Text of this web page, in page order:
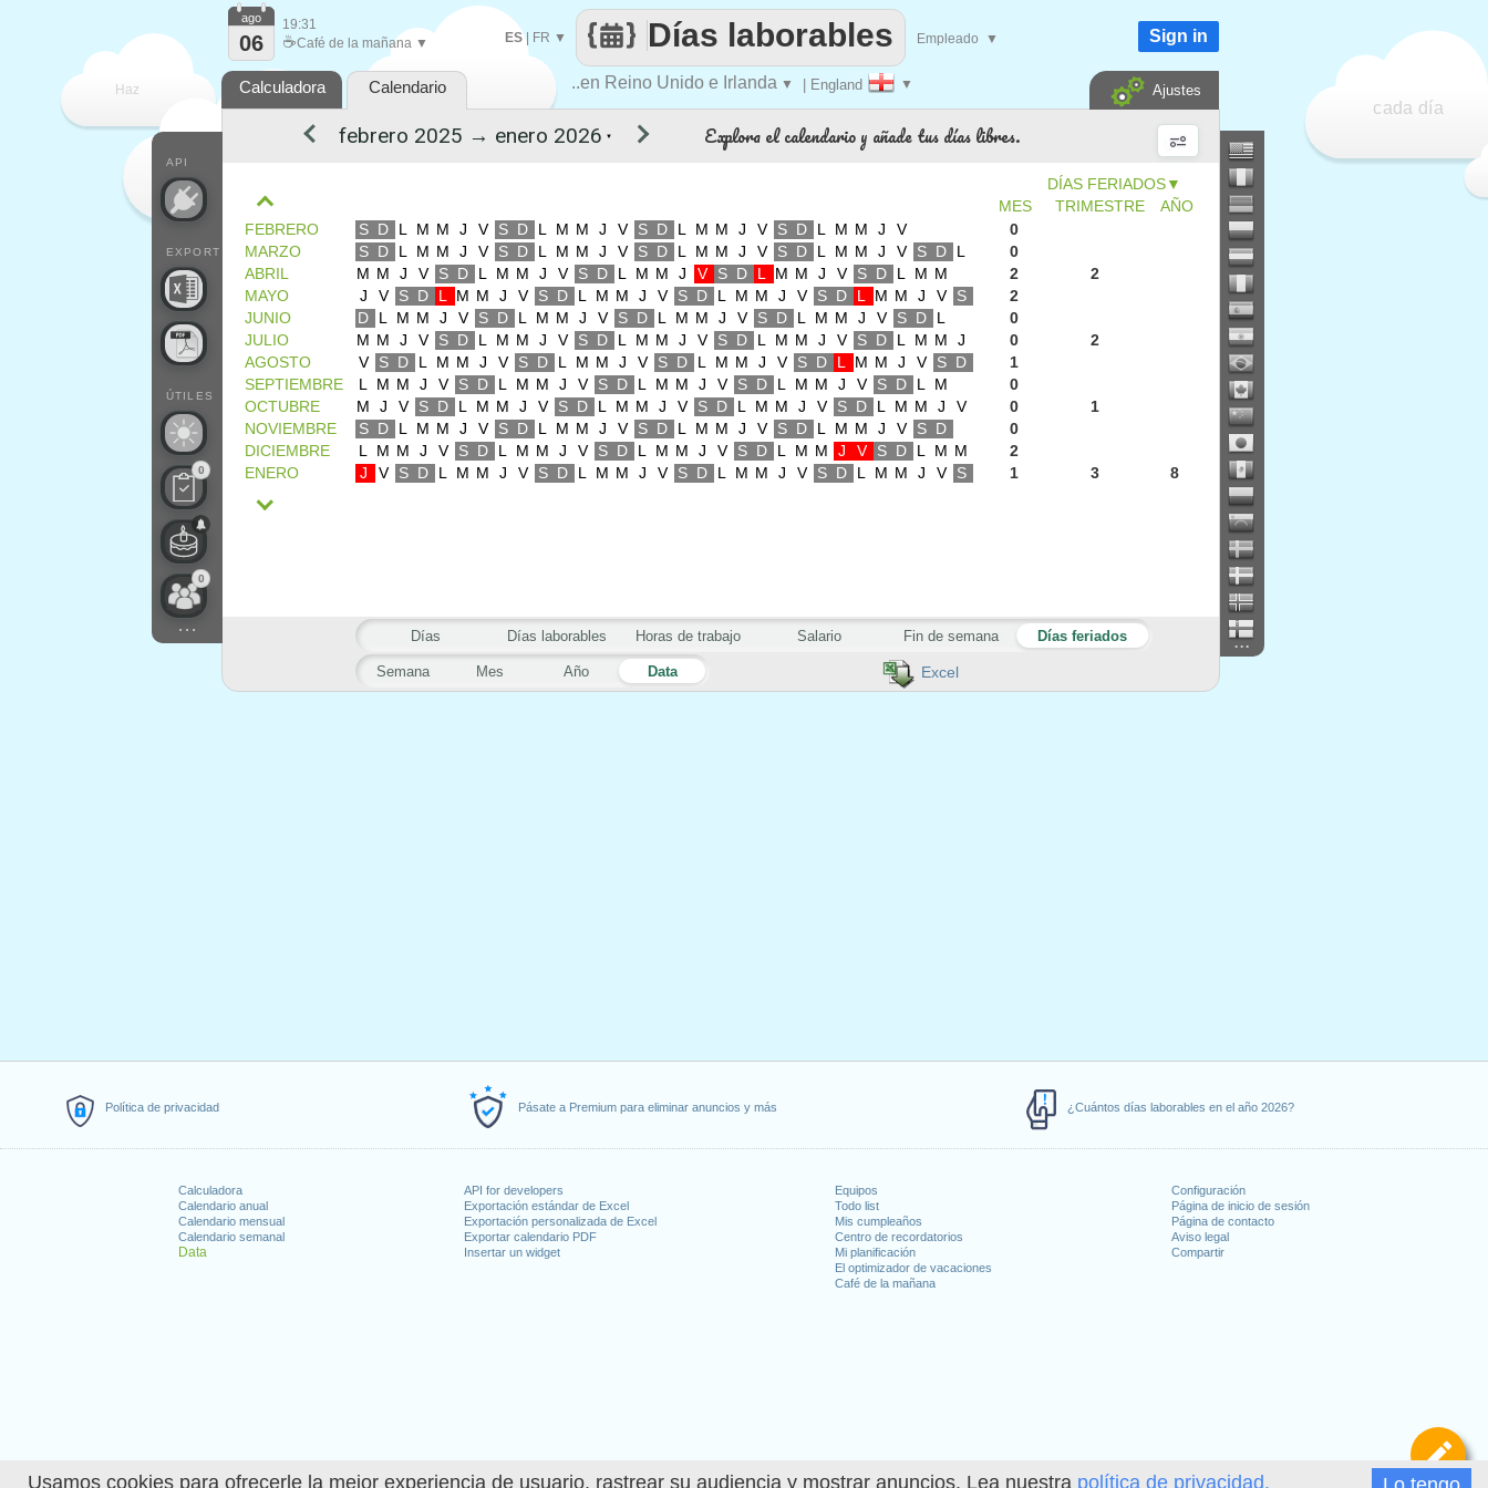
Usamos cookies para ofrecerle la mejor experiencia de usuario, rastrear su audiencia y mostrar anuncios. Lea nuestra política de privacidad.
Política de privacidad Pásate a Premium para eliminar anuncios y más ¿Cuántos días laborables en el año 2026?
Calculadora
Calendario anual
Calendario mensual
Calendario semanal
Data
API for developers
Exportación estándar de Excel
Exportación personalizada de Excel
Exportar calendario PDF
Insertar un widget
Equipos
Todo list
Mis cumpleaños
Centro de recordatorios
Mi planificación
El optimizador de vacaciones
Café de la mañana
Configuración
Página de inicio de sesión
Página de contacto
Aviso legal
Compartir
Haz
cada día
..en Reino Unido e Irlanda ▼ | England ▼
Días laborables
ES| FR ▼ Empleado ▼
API
EXPORT
ÚTILES
0
0
...
ago
06
19:31
☕Café de la mañana ▼ Sign in
Calculadora Calendario Ajustes
...
Excel
▼
MES
TRIMESTRE AÑO
▼ Explora el calendario y añade tus días libres.
FEBRERO S D L M M J V S D L M M J V S D L M M J V S D L M M J V
0
MARZO
S D L M M J V S D L M M J V S D L M M J V S D L M M J V S D L
0
ABRIL
M M J V S D L M M J V S D L M M J V S D L M M J V S D L M M 2
2
MAYO
J V S D L M M J V S D L M M J V S D L M M J V S D L M M J V S
2
JUNIO
D L M M J V S D L M M J V S D L M M J V S D L M M J V S D L
0
JULIO
M M J V S D L M M J V S D L M M J V S D L M M J V S D L M M J 0
2
AGOSTO
V S D L M M J V S D L M M J V S D L M M J V S D L M M J V S D
1
SEPTIEMBRE
L M M J V S D L M M J V S D L M M J V S D L M M J V S D L M
0
OCTUBRE
M J V S D L M M J V S D L M M J V S D L M M J V S D L M M J V 0
1
NOVIEMBRE
S D L M M J V S D L M M J V S D L M M J V S D L M M J V S D
0
DICIEMBRE
L M M J V S D L M M J V S D L M M J V S D L M M J V S D L M M
2
ENERO
J V S D L M M J V S D L M M J V S D L M M J V S D L M M J V S 1 3 8
Semana Mes Año Data
Días Días laborables Horas de trabajo Salario Fin de semana Días feriados